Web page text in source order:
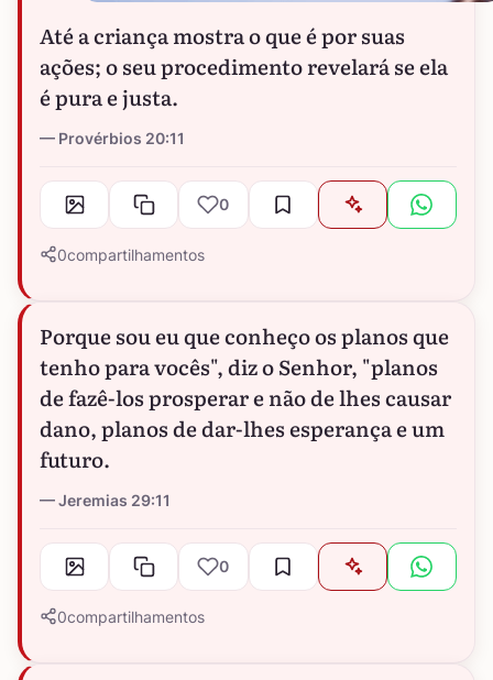
Até a criança mostra o que é por suas
ações; o seu procedimento revelará se ela
é pura e justa.
Provérbios 20:11
0
0compartilhamentos
Porque sou eu que conheço os planos que
tenho para vocês", diz o Senhor, "planos
de fazê-los prosperar e não de lhes causar
dano, planos de dar-lhes esperança e um
futuro.
Jeremias 29:11
0
0compartilhamentos